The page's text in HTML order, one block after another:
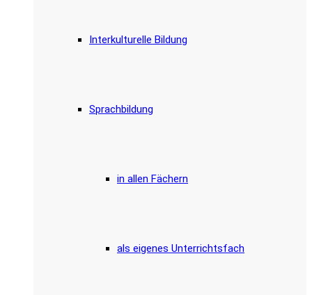
Interkulturelle Bildung
Sprachbildung
in allen Fächern
als eigenes Unterrichtsfach